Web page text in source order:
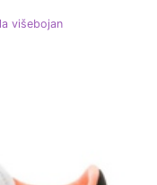
višebojan